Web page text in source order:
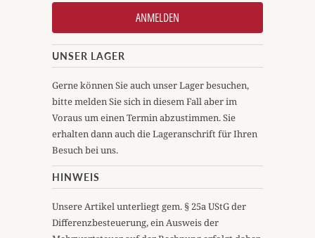
UNSER LAGER
Gerne können Sie auch unser Lager besuchen,
bitte melden Sie sich in diesem Fall aber im
Voraus um einen Termin abzustimmen. Sie
erhalten dann auch die Lageranschrift für Ihren
Besuch bei uns.
HINWEIS
Unsere Artikel unterliegt gem. § 25a UStG der
Differenzbesteuerung, ein Ausweis der